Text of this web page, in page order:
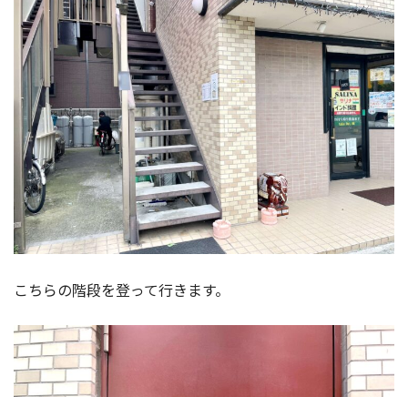
こちらの階段を登って行きます。